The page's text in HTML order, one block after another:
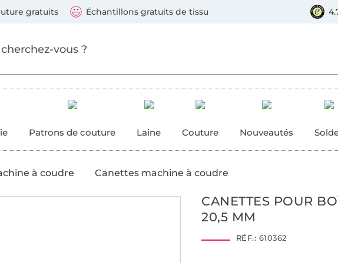
gratuits Échantillons gratuits de tissu
Patrons de couture Laine Couture Nouveautés
à coudre Canettes machine à coudre
CANETTES POUR
20,5 MM
RÉF.: 610362
suivants : Visa, Mastercard, Carte bleue, PayPal, Virement,